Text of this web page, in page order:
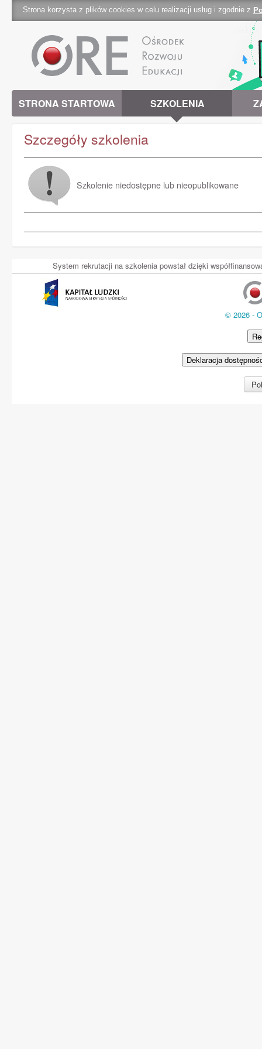
Strona korzysta z plików cookies w celu realizacji usług i zgodnie z
STRONA STARTOWA SZKOLENIA
Szczegóły szkolenia
Szkolenie niedostępne lub nieopublikowane
System rekrutacji na szkolenia powstał dzięki
© 2026 -
Deklaracja